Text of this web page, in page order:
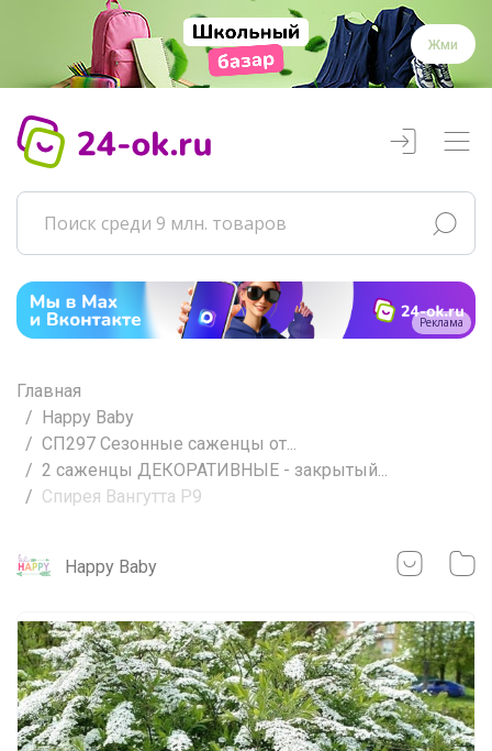
Жми
Реклама
Главная
Happy Baby
СП297 Сезонные саженцы от...
2 саженцы ДЕКОРАТИВНЫЕ - закрытый...
Спирея Вангутта Р9
Happy Baby